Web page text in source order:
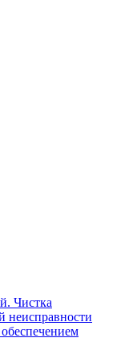
Чистка
неисправности